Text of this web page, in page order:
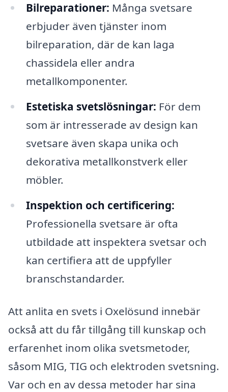
Bilreparationer: Många svetsare
erbjuder även tjänster inom
bilreparation, där de kan laga
chassidela eller andra
metallkomponenter.
Estetiska svetslösningar: För dem
som är intresserade av design kan
svetsare även skapa unika och
dekorativa metallkonstverk eller
möbler.
Inspektion och certificering:
Professionella svetsare är ofta
utbildade att inspektera svetsar och
kan certifiera att de uppfyller
branschstandarder.
Att anlita en svets i Oxelösund innebär
också att du får tillgång till kunskap och
erfarenhet inom olika svetsmetoder,
såsom MIG, TIG och elektroden svetsning.
Var och en av dessa metoder har sina